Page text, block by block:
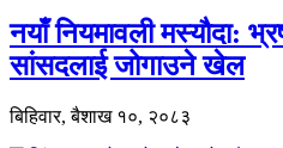
नयाँ नियमावली मस्यौदा:
सांसदलाई जोगाउने खेल
बिहिवार, बैशाख १०, २०८३